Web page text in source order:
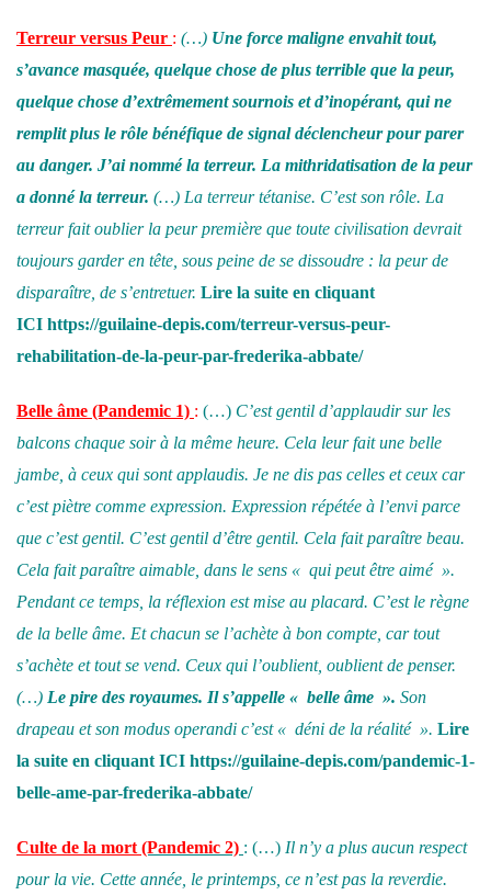
Terreur versus Peur : (…) Une force maligne envahit tout,
s’avance masquée, quelque chose de plus terrible que la peur,
quelque chose d’extrêmement sournois et d’inopérant, qui ne
remplit plus le rôle bénéfique de signal déclencheur pour parer
au danger. J’ai nommé la terreur. La mithridatisation de la peur
a donné la terreur. (…) La terreur tétanise. C’est son rôle. La
terreur fait oublier la peur première que toute civilisation devrait
toujours garder en tête, sous peine de se dissoudre : la peur de
disparaître, de s’entretuer. Lire la suite en cliquant
ICI https://guilaine-depis.com/terreur-versus-peur-
rehabilitation-de-la-peur-par-frederika-abbate/
Belle âme (Pandemic 1) : (…) C’est gentil d’applaudir sur les
balcons chaque soir à la même heure. Cela leur fait une belle
jambe, à ceux qui sont applaudis. Je ne dis pas celles et ceux car
c’est piètre comme expression. Expression répétée à l’envi parce
que c’est gentil. C’est gentil d’être gentil. Cela fait paraître beau.
Cela fait paraître aimable, dans le sens « qui peut être aimé ».
Pendant ce temps, la réflexion est mise au placard. C’est le règne
de la belle âme. Et chacun se l’achète à bon compte, car tout
s’achète et tout se vend. Ceux qui l’oublient, oublient de penser.
(…) Le pire des royaumes. Il s’appelle « belle âme ». Son
drapeau et son modus operandi c’est « déni de la réalité ». Lire
la suite en cliquant ICI https://guilaine-depis.com/pandemic-1-
belle-ame-par-frederika-abbate/
Culte de la mort (Pandemic 2) : (…) Il n’y a plus aucun respect
pour la vie. Cette année, le printemps, ce n’est pas la reverdie.